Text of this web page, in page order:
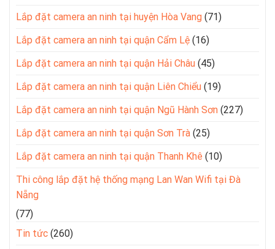
Lắp đặt camera an ninh tại huyện Hòa Vang (71)
Lắp đặt camera an ninh tại quận Cẩm Lệ (16)
Lắp đặt camera an ninh tại quận Hải Châu (45)
Lắp đặt camera an ninh tại quận Liên Chiểu (19)
Lắp đặt camera an ninh tại quận Ngũ Hành Sơn (227)
Lắp đặt camera an ninh tại quận Sơn Trà (25)
Lắp đặt camera an ninh tại quận Thanh Khê (10)
Thi công lắp đặt hệ thống mạng Lan Wan Wifi tại Đà
Nẵng
(77)
Tin tức (260)